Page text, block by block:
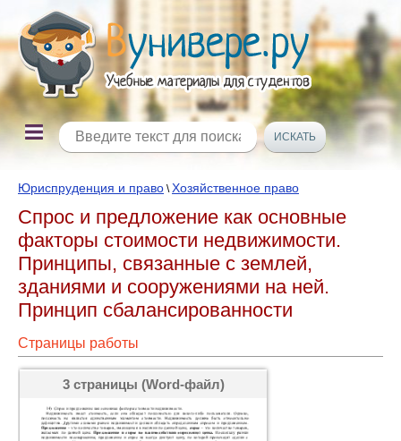
Юриспруденция и право \Хозяйственное право
Спрос и предложение как основные
факторы стоимости недвижимости.
Принципы, связанные с землей,
зданиями и сооружениями на ней.
Принцип сбалансированности
Страницы работы
3 страницы (Word-файл)